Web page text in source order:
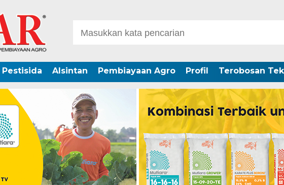
Pestisida Alsintan Pembiayaan Agro Profil Terobosan